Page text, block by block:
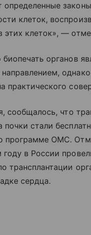
определенные законы
клеток,
этих клеток», —
органов
практического
сообщалось, что
почки стали
программе ОМС.
в России
трансплантации
сердца.